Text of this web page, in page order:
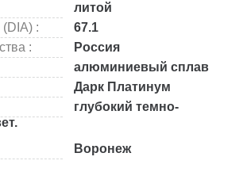
литой
:
67.1
:
Россия
алюминиевый сплав
Дарк Платинум
глубокий темно-
Воронеж